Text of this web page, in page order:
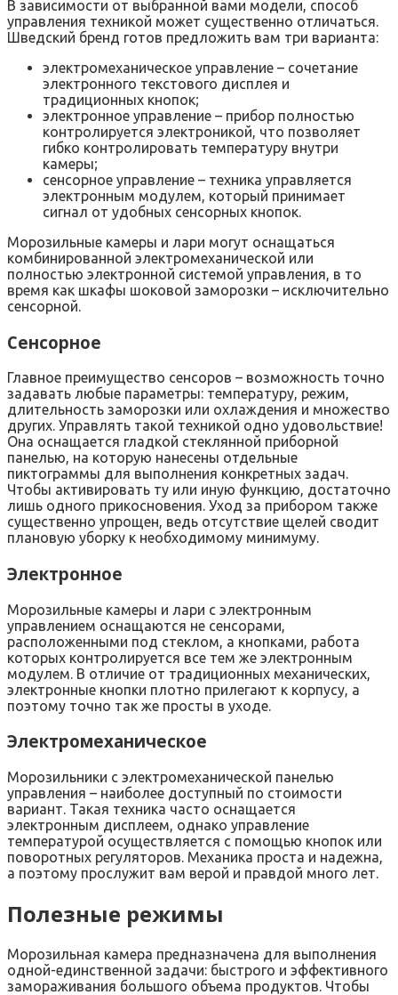
В зависимости от выбранной вами модели, способ
управления техникой может существенно отличаться.
Шведский бренд готов предложить вам три варианта:
электромеханическое управление – сочетание
электронного текстового дисплея и
традиционных кнопок;
электронное управление – прибор полностью
контролируется электроникой, что позволяет
гибко контролировать температуру внутри
камеры;
сенсорное управление – техника управляется
электронным модулем, который принимает
сигнал от удобных сенсорных кнопок.
Морозильные камеры и лари могут оснащаться
комбинированной электромеханической или
полностью электронной системой управления, в то
время как шкафы шоковой заморозки – исключительно
сенсорной.
Сенсорное
Главное преимущество сенсоров – возможность точно
задавать любые параметры: температуру, режим,
длительность заморозки или охлаждения и множество
других. Управлять такой техникой одно удовольствие!
Она оснащается гладкой стеклянной приборной
панелью, на которую нанесены отдельные
пиктограммы для выполнения конкретных задач.
Чтобы активировать ту или иную функцию, достаточно
лишь одного прикосновения. Уход за прибором также
существенно упрощен, ведь отсутствие щелей сводит
плановую уборку к необходимому минимуму.
Электронное
Морозильные камеры и лари с электронным
управлением оснащаются не сенсорами,
расположенными под стеклом, а кнопками, работа
которых контролируется все тем же электронным
модулем. В отличие от традиционных механических,
электронные кнопки плотно прилегают к корпусу, а
поэтому точно так же просты в уходе.
Электромеханическое
Морозильники с электромеханической панелью
управления – наиболее доступный по стоимости
вариант. Такая техника часто оснащается
электронным дисплеем, однако управление
температурой осуществляется с помощью кнопок или
поворотных регуляторов. Механика проста и надежна,
а поэтому прослужит вам верой и правдой много лет.
Полезные режимы
Морозильная камера предназначена для выполнения
одной-единственной задачи: быстрого и эффективного
замораживания большого объема продуктов. Чтобы